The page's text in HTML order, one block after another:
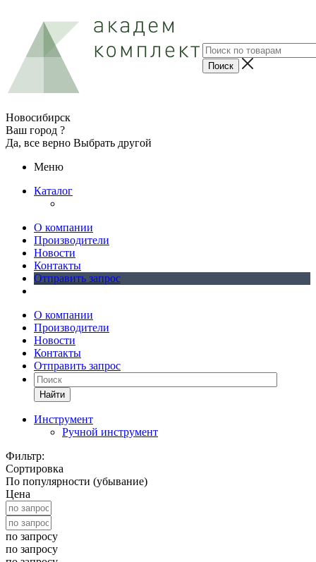
Новосибирск
Ваш город ?
Да, все верно Выбрать другой
Меню
Каталог
О компании
Производители
Новости
Контакты
Отправить запрос
О компании
Производители
Новости
Контакты
Отправить запрос
Найти
Инструмент
Ручной инструмент
Фильтр:
Сортировка
По популярности (убывание)
Цена
по запросу
по запросу